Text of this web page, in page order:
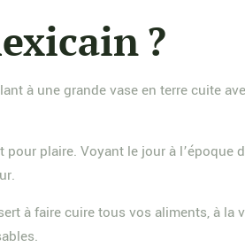
?
à une grande vase en terre cuite
plaire. Voyant le jour à l’époque
à faire cuire tous vos aliments, à la